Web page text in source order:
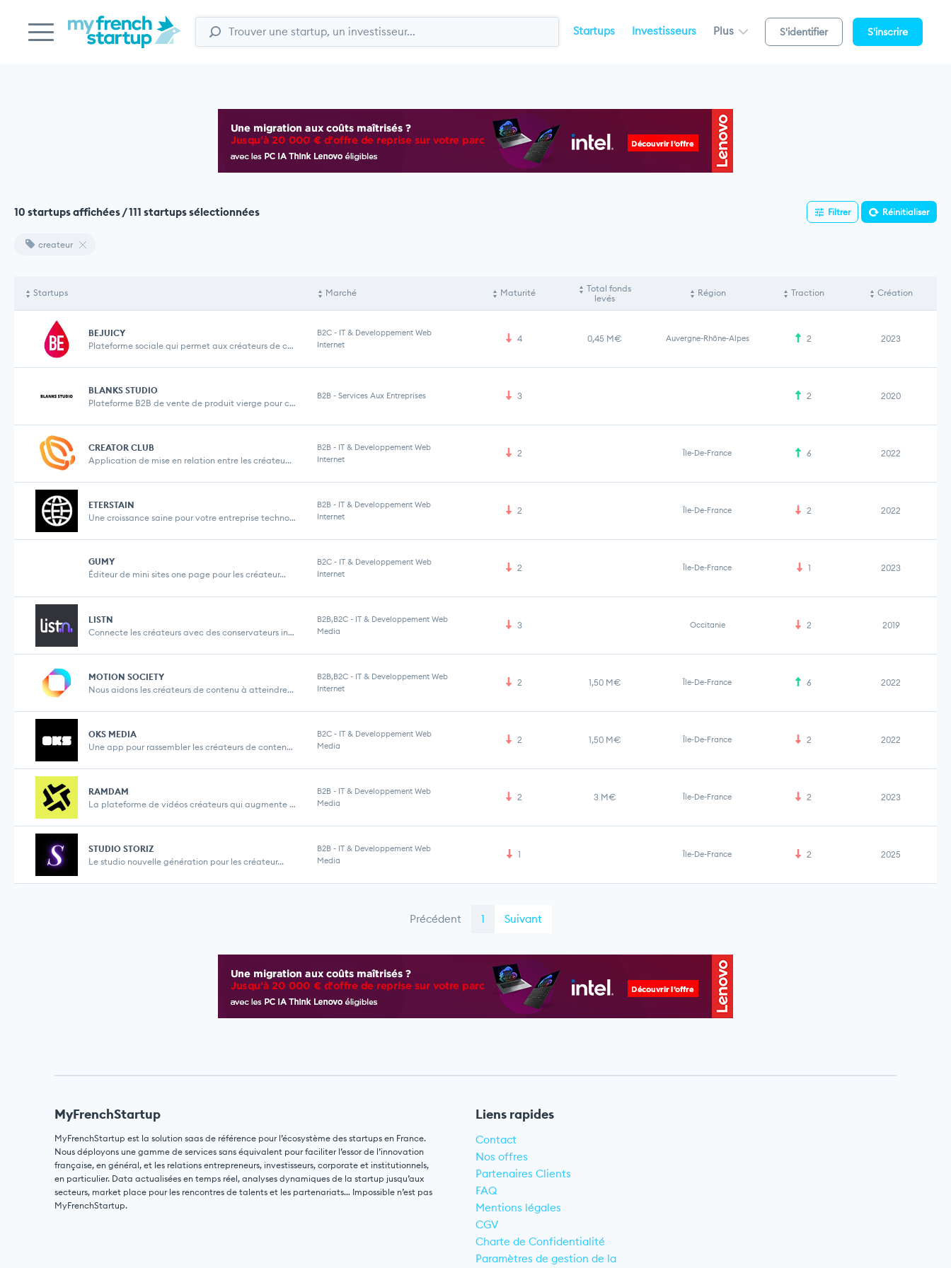
Startups Investisseurs Plus S'identifier S'inscrire
10 startups affichées / 111 startups sélectionnées Filtrer Réinitialiser
createur
Startups Marché Maturité
Total fonds
levés
Région Traction Création
BEJUICY
Plateforme sociale qui permet aux créateurs de co...
B2C - IT & Developpement Web
Internet
4 0,45 M€ Auvergne-Rhône-Alpes 2 2023
BLANKS STUDIO
Plateforme B2B de vente de produit vierge pour cr�...
B2B - Services Aux Entreprises 3 2 2020
CREATOR CLUB
Application de mise en relation entre les créateu...
B2B - IT & Developpement Web
Internet
2 Île-De-France 6 2022
ETERSTAIN
Une croissance saine pour votre entreprise technol...
B2B - IT & Developpement Web
Internet
2 Île-De-France 2 2022
GUMY
Éditeur de mini sites one page pour les créateur...
B2C - IT & Developpement Web
Internet
2 Île-De-France 1 2023
LISTN
Connecte les créateurs avec des conservateurs inf...
B2B,B2C - IT & Developpement Web
Media
3 Occitanie 2 2019
MOTION SOCIETY
Nous aidons les créateurs de contenu à atteindre...
B2B,B2C - IT & Developpement Web
Internet
2 1,50 M€ Île-De-France 6 2022
OKS MEDIA
Une app pour rassembler les créateurs de contenus...
B2C - IT & Developpement Web
Media
2 1,50 M€ Île-De-France 2 2022
RAMDAM
La plateforme de vidéos créateurs qui augmente l...
B2B - IT & Developpement Web
Media
2 3 M€ Île-De-France 2 2023
STUDIO STORIZ
Le studio nouvelle génération pour les créateur...
B2B - IT & Developpement Web
Media
1 Île-De-France 2 2025
Précédent 1 Suivant
MyFrenchStartup
MyFrenchStartup est la solution saas de référence pour l’écosystème des startups en France.
Nous déployons une gamme de services sans équivalent pour faciliter l’essor de l’innovation
française, en général, et les relations entrepreneurs, investisseurs, corporate et institutionnels,
en particulier. Data actualisées en temps réel, analyses dynamiques de la startup jusqu’aux
secteurs, market place pour les rencontres de talents et les partenariats… Impossible n’est pas
MyFrenchStartup.
Liens rapides
Contact
Nos offres
Partenaires Clients
FAQ
Mentions légales
CGV
Charte de Confidentialité
Paramètres de gestion de la